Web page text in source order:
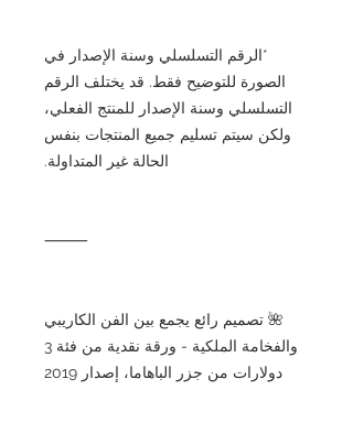
*الرقم التسلسلي وسنة الإصدار في
الصورة للتوضيح فقط. قد يختلف الرقم
التسلسلي وسنة الإصدار للمنتج الفعلي،
ولكن سيتم تسليم جميع المنتجات بنفس
الحالة غير المتداولة.
⸻
🌺 تصميم رائع يجمع بين الفن الكاريبي
والفخامة الملكية - ورقة نقدية من فئة 3
دولارات من جزر الباهاما، إصدار 2019